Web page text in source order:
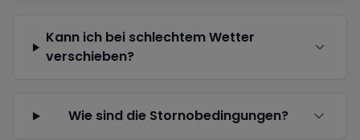
Kann ich bei schlechtem Wetter
verschieben?
Wie sind die Stornobedingungen?